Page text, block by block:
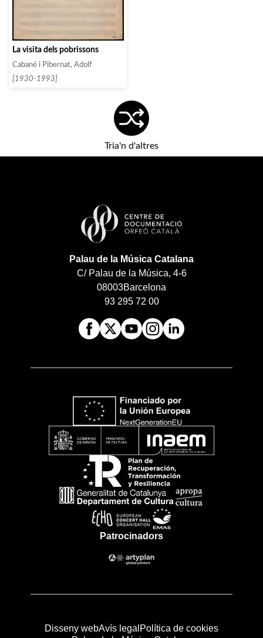
La visita dels pobrissons
Cabané i Pibernat, Adolf
[1930-1993]
Tria'n d'altres
Palau de la Música Catalana
C/ Palau de la Música, 4-6
08003Barcelona
93 295 72 00
Patrocinadors
Disseny webAvís legal Política de cookies